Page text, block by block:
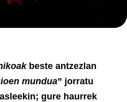
beste antzezlan
mundua” jorratu
gure haurrek